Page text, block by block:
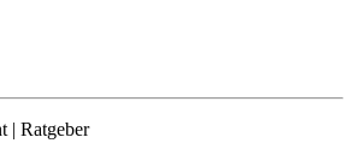
| Ratgeber